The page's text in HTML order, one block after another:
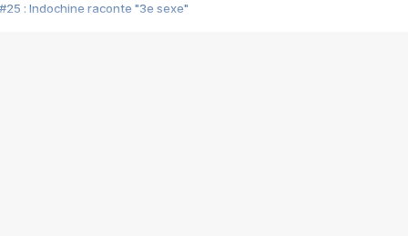
#25 : Indochine raconte "3e sexe"